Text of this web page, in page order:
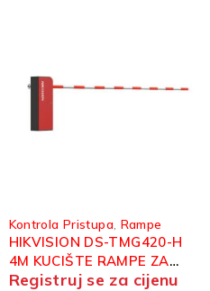
Kontrola Pristupa, Rampe
HIKVISION DS-TMG420-H
4M KUCIŠTE RAMPE ZA
PRIHVAT RUKE OD 4M
Registruj se za cijenu